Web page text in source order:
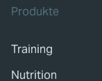
Produkte
Training
Nutrition